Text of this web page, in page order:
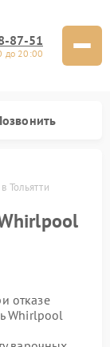
87-51
до 20:00
Тольятти
отказе
Whirlpool